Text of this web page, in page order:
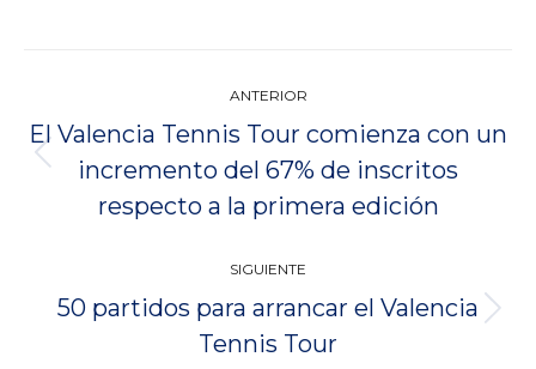
entre
publicaciones
ANTERIOR
Publicación
anterior:
El Valencia Tennis Tour comienza con un
incremento del 67% de inscritos
respecto a la primera edición
SIGUIENTE
Publicación
siguiente:
50 partidos para arrancar el Valencia
Tennis Tour